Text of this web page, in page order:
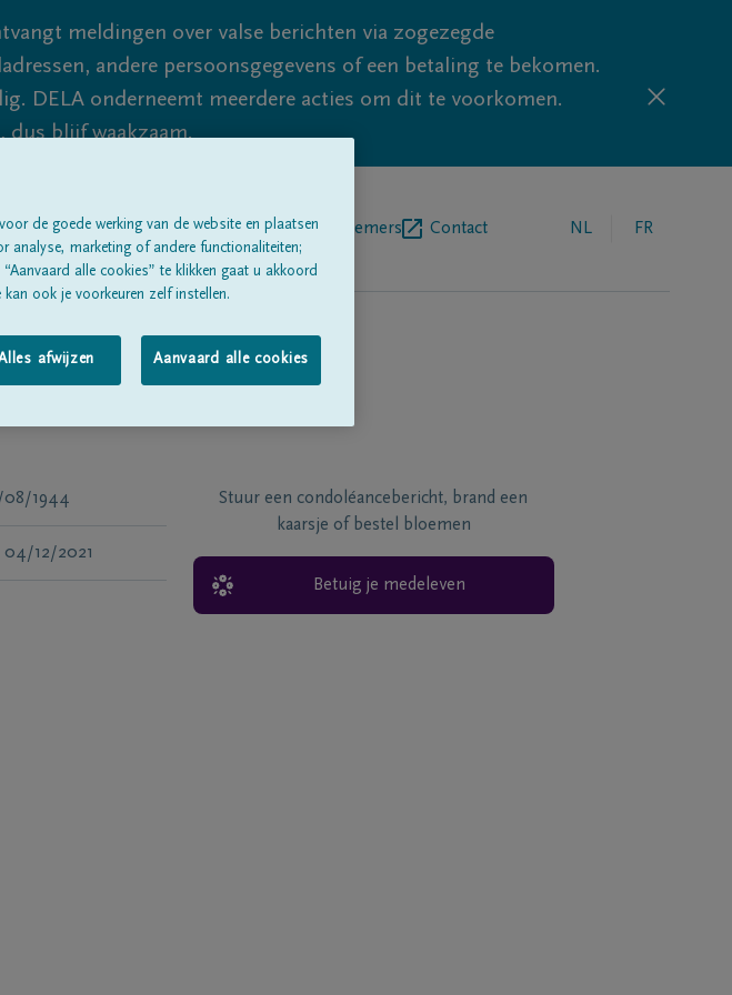
meldingen over valse berichten via zogezegde
andere persoonsgegevens of een betaling te bekomen.
DELA onderneemt meerdere acties om dit te voorkomen.
blijf waakzaam.
Alle rouwberichtenOver onsBegrafenisondernemers Contact NL FR
08/1944
04/12/2021
Stuur een condoléancebericht, brand een
kaarsje of bestel bloemen
Betuig je medeleven
de goede werking van de website en plaatsen
analyse, marketing of andere functionaliteiten;
alle cookies” te klikken gaat u akkoord
ook je voorkeuren zelf instellen.
afwijzen Aanvaard alle cookies